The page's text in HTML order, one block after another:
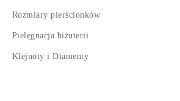
Rozmiary pierścionków
Pielęgnacja biżuterii
Klejnoty i Diamenty